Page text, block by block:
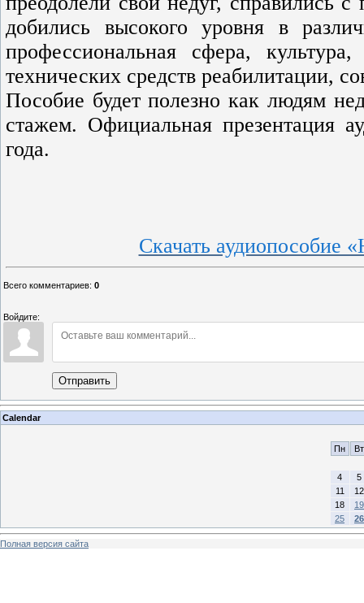
добились высокого уровня в
профессиональная сфера,
технических средств реабилитации,
Пособие будет полезно как людям
стажем. Официальная презентация
года.
Скачать аудиопособие
Всего комментариев: 0
Войдите:
Отправить
Calendar
Пн Вт
4
5
11
12
18
19
25
26
Полная версия сайта